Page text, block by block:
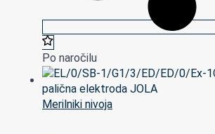
Po naročilu
Merilniki nivoja